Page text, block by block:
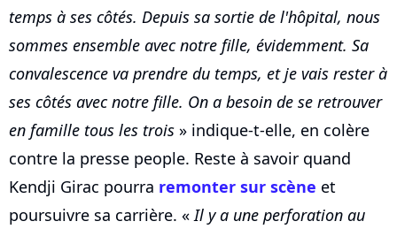
temps à ses côtés. Depuis sa sortie de l'hôpital, nous
sommes ensemble avec notre fille, évidemment. Sa
convalescence va prendre du temps, et je vais rester à
ses côtés avec notre fille. On a besoin de se retrouver
en famille tous les trois » indique-t-elle, en colère
contre la presse people. Reste à savoir quand
Kendji Girac pourra remonter sur scène et
poursuivre sa carrière. «Il y a une perforation au